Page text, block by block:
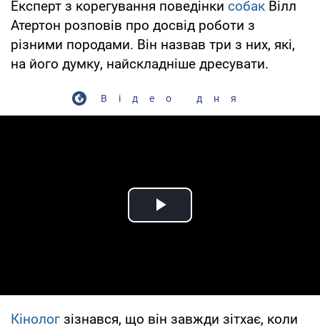
Експерт з корегування поведінки собак Вілл
Атертон розповів про досвід роботи з
різними породами. Він назвав три з них, які,
на його думку, найскладніше дресувати.
Відео дня
Play Video
Кінолог зізнався, що він завжди зітхає, коли